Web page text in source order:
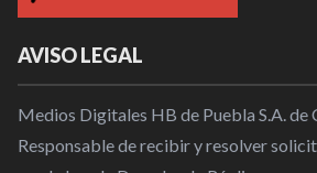
AVISO LEGAL
Medios Digitales HB de Puebla S.A. de
Responsable de recibir y resolver